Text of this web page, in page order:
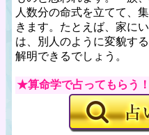
人数分の命式を立てて、
きます。たとえば、家に
は、別人のように変貌す
解明できるでしょう。
★算命学で占ってもらう！